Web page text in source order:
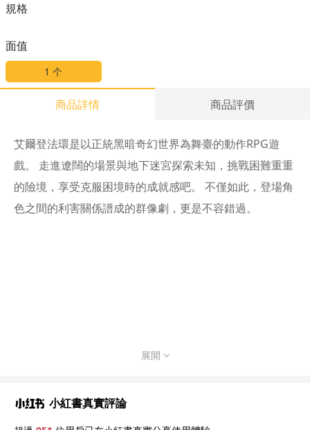
規格
面值
1个
商品詳情 商品評價
艾爾登法環是以正統黑暗奇幻世界為舞臺的動作RPG遊
戲。 走進遼闊的場景與地下迷宮探索未知，挑戰困難重重
的險境，享受克服困境時的成就感吧。 不僅如此，登場角
色之間的利害關係譜成的群像劇，更是不容錯過。
展開
小紅書真實評論